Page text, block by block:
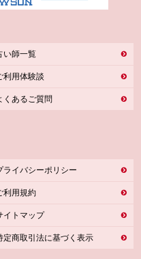
い師一覧
利用体験談
くあるご質問
ライバシーポリシー
利用規約
イトマップ
定商取引法に基づく表示